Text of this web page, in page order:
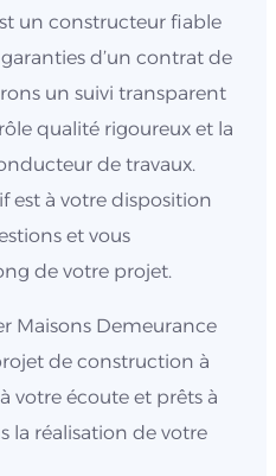
un constructeur fiable
d’un contrat de
un suivi transparent
qualité rigoureux et la
de travaux.
est à votre disposition
et vous
de votre projet.
Maisons Demeurance
de construction à
votre écoute et prêts à
la réalisation de votre